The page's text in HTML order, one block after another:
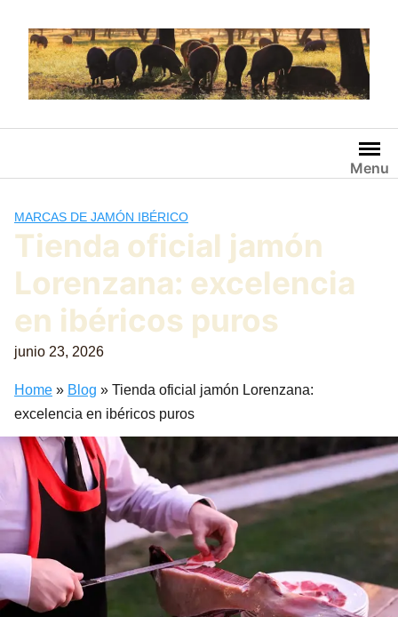
contenido
Menu
MARCAS DE JAMÓN IBÉRICO
Tienda oficial jamón
Lorenzana: excelencia
en ibéricos puros
junio 23, 2026
Home » Blog » Tienda oficial jamón Lorenzana:
excelencia en ibéricos puros